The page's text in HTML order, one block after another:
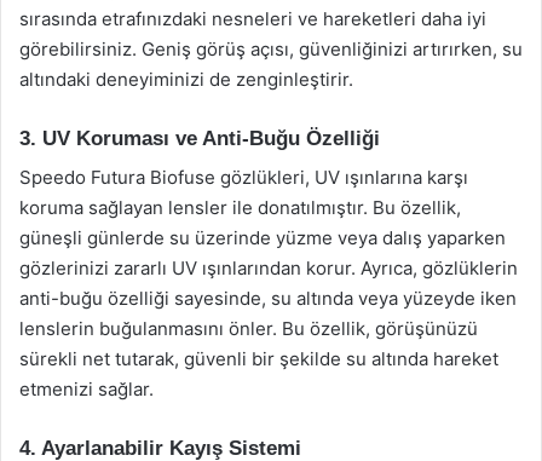
sırasında etrafınızdaki nesneleri ve hareketleri daha iyi
görebilirsiniz. Geniş görüş açısı, güvenliğinizi artırırken, su
altındaki deneyiminizi de zenginleştirir.
3. UV Koruması ve Anti-Buğu Özelliği
Speedo Futura Biofuse gözlükleri, UV ışınlarına karşı
koruma sağlayan lensler ile donatılmıştır. Bu özellik,
güneşli günlerde su üzerinde yüzme veya dalış yaparken
gözlerinizi zararlı UV ışınlarından korur. Ayrıca, gözlüklerin
anti-buğu özelliği sayesinde, su altında veya yüzeyde iken
lenslerin buğulanmasını önler. Bu özellik, görüşünüzü
sürekli net tutarak, güvenli bir şekilde su altında hareket
etmenizi sağlar.
4. Ayarlanabilir Kayış Sistemi